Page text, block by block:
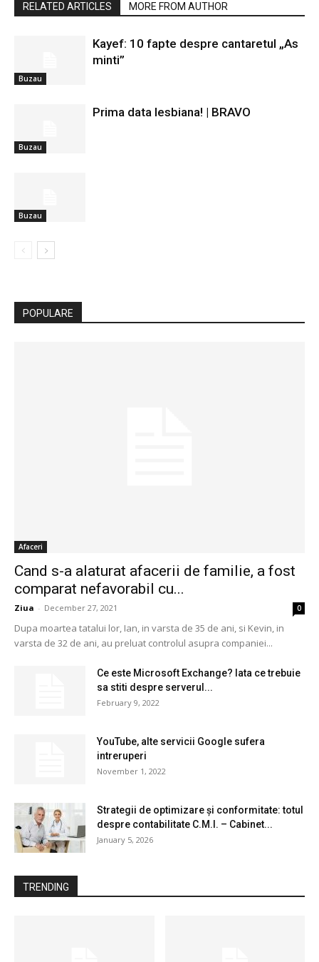
RELATED ARTICLES MORE FROM AUTHOR
Buzau
Kayef: 10 fapte despre cantaretul „As
minti”
Buzau
Prima data lesbiana! | BRAVO
Buzau
POPULARE
Afaceri
Cand s-a alaturat afacerii de familie, a fost
comparat nefavorabil cu...
Ziua - December 27, 2021 0
Dupa moartea tatalui lor, Ian, in varsta de 35 de ani, si Kevin, in
varsta de 32 de ani, au preluat controlul asupra companiei...
Ce este Microsoft Exchange? Iata ce trebuie
sa stiti despre serverul...
February 9, 2022
YouTube, alte servicii Google sufera
intreruperi
November 1, 2022
Strategii de optimizare și conformitate: totul
despre contabilitate C.M.I. – Cabinet...
January 5, 2026
TRENDING